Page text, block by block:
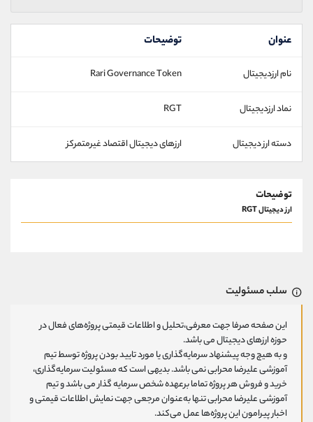
عنوان توضیحات
نام ارزدیجیتال Rari Governance Token
نماد ارزدیجیتال RGT
دسته ارز دیجیتال ارزهای دیجیتال اقتصاد غیرمتمرکز
توضیحات
ارز دیجیتال RGT
سلب مسئولیت
این صفحه صرفا جهت معرفی،تحلیل و اطلاعات قیمتی پروژه‌های فعال در
حوزه ارزهای دیجیتال می باشد.
و به هیچ وجه پیشنهاد سرمایه‌گذاری یا مورد تایید بودن پروژه توسط تیم
آموزشی علیرضا محرابی نمی باشد. بدیهی است که مسئولیت سرمایه‌گذاری،
خرید و فروش هر پروژه تماما برعهده شخص سرمایه گذار می باشد و تیم
آموزشی علیرضا محرابی تنها به‌عنوان مرجعی جهت نمایش اطلاعات قیمتی و
اخبار پیرامون این پروژه‌‌ها عمل می‌کند.